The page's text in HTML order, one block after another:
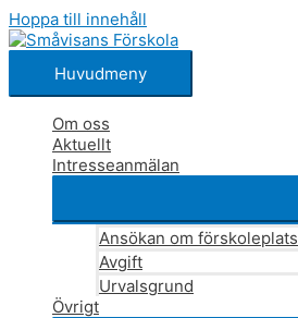
Hoppa till innehåll
Huvudmeny
Om oss
Aktuellt
Intresseanmälan
Ansökan om förskoleplats
Avgift
Urvalsgrund
Övrigt